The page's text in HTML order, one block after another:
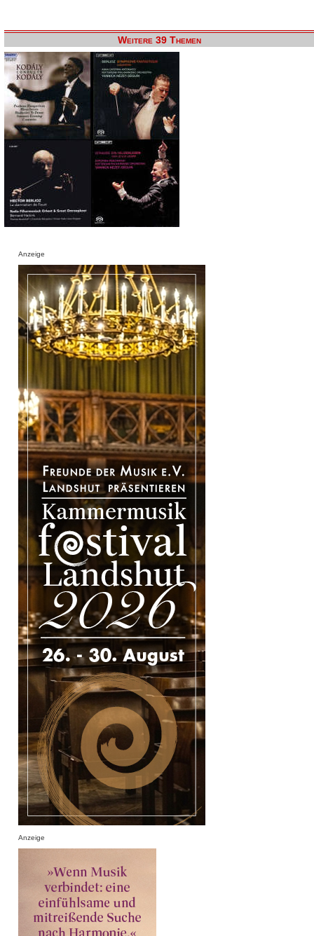
Weitere 39 Themen
Anzeige
Anzeige